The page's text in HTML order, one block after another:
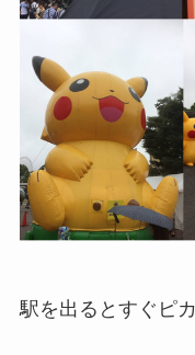
駅を出るとすぐピ